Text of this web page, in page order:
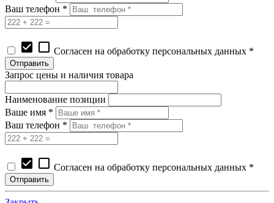
Ваш телефон *
check_box check_box_outline_blank Согласен на обработку персональных данных *
Запрос цены и наличия товара
Наименование позиции
Ваше имя *
Ваш телефон *
check_box check_box_outline_blank Согласен на обработку персональных данных *